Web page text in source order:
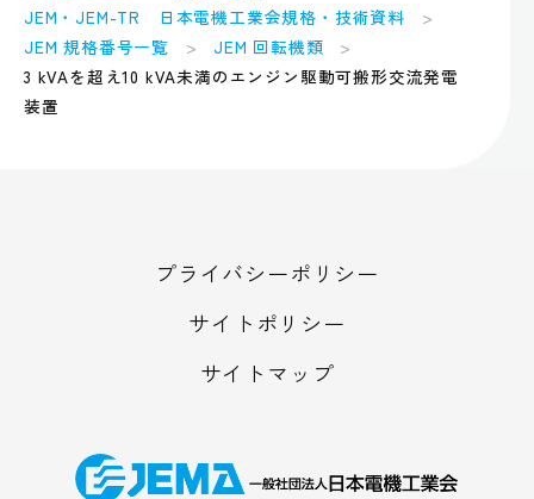
JEM・JEM-TR 日本電機工業会規格・技術資料
JEM 規格番号一覧
JEM 回転機類
3 kVAを超え10 kVA未満のエンジン駆動可搬形交流発電
装置
プライバシーポリシー
サイトポリシー
サイトマップ